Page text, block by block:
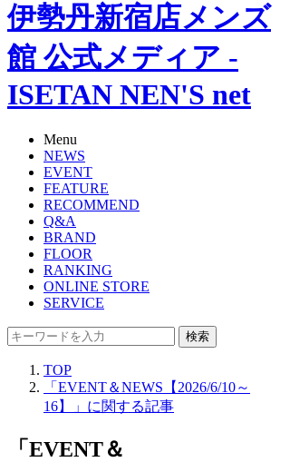
伊勢丹新宿店メンズ
館 公式メディア -
ISETAN NEN'S net
Menu
NEWS
EVENT
FEATURE
RECOMMEND
Q&A
BRAND
FLOOR
RANKING
ONLINE STORE
SERVICE
検索
TOP
「EVENT＆NEWS【2026/6/10～
16】」に関する記事
「EVENT＆